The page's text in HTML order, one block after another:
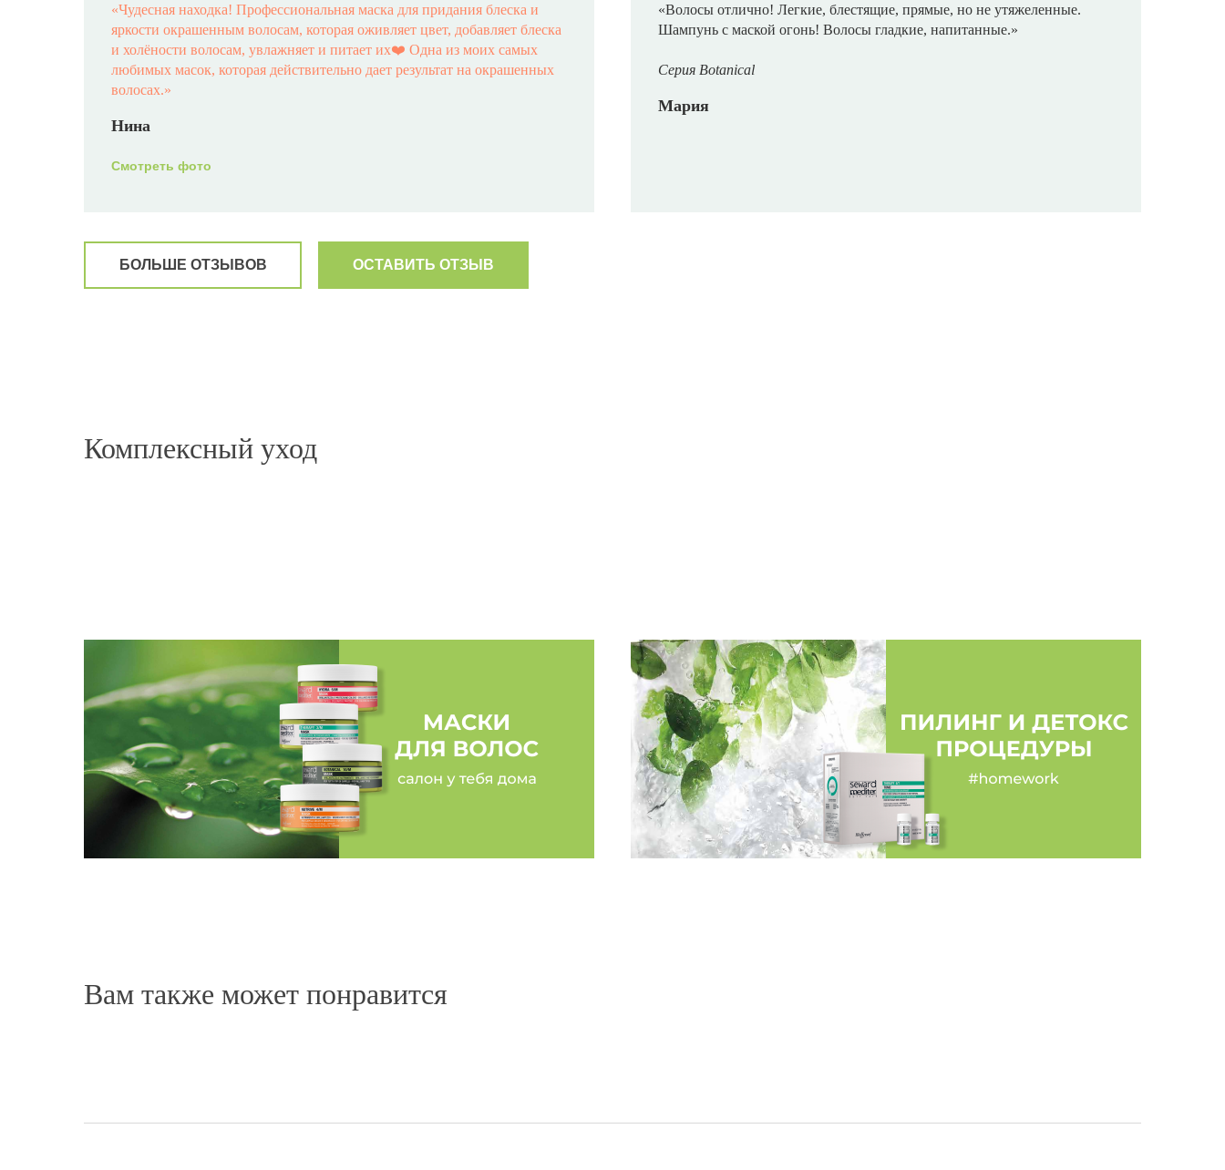
«Чудесная находка! Профессиональная маска для придания блеска и
яркости окрашенным волосам, которая оживляет цвет, добавляет блеска
и холёности волосам, увлажняет и питает их❤️ Одна из моих самых
любимых масок, которая действительно дает результат на окрашенных
волосах.»
Нина
Смотреть фото
«Волосы отлично! Легкие, блестящие, прямые, но не утяжеленные.
Шампунь с маской огонь! Волосы гладкие, напитанные.»
Серия Botanical
Мария
печально. Настоящая «мочалка». За ночь Волосы просто ожили, на фото
высушены феном без дополнительных ухаживающих средств. Это
«Приятный ванильный аромат. Уже через 5 минут после нанесения
можно заметить как разглаживаются волосы и становятся более
мягкими и шелковистыми. Она хорошо питает длину и при этом совсем
не утяжеляет кожу головы. Моя любимая маска! Распутывает, питает,
«Хочу поделиться впечатлениями от обновлённой маски ALCHEMY
13/M с аргановым и миндальным маслами. Этот продукт из линейки
Mediter всегда был моим фаворитом. Он даёт быстрое и мощное
восстановление волос, дарит им живой блеск, улучшает структуру,
БОЛЬШЕ ОТЗЫВОВ ОСТАВИТЬ ОТЗЫВ
Комплексный уход
Вам также может понравится